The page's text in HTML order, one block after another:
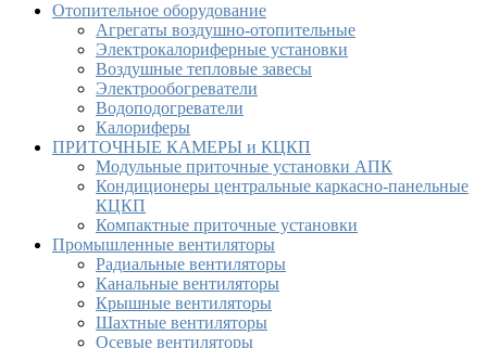
Отопительное оборудование
Агрегаты воздушно-отопительные
Электрокалориферные установки
Воздушные тепловые завесы
Электрообогреватели
Водоподогреватели
Калориферы
ПРИТОЧНЫЕ КАМЕРЫ и КЦКП
Модульные приточные установки АПК
Кондиционеры центральные каркасно-панельные
КЦКП
Компактные приточные установки
Промышленные вентиляторы
Радиальные вентиляторы
Канальные вентиляторы
Крышные вентиляторы
Шахтные вентиляторы
Осевые вентиляторы